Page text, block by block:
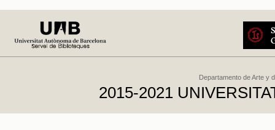
Departamento de Arte y
2015-2021